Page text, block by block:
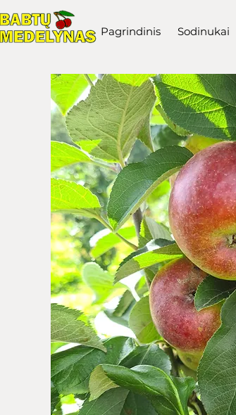
Pagrindinis Sodinukai